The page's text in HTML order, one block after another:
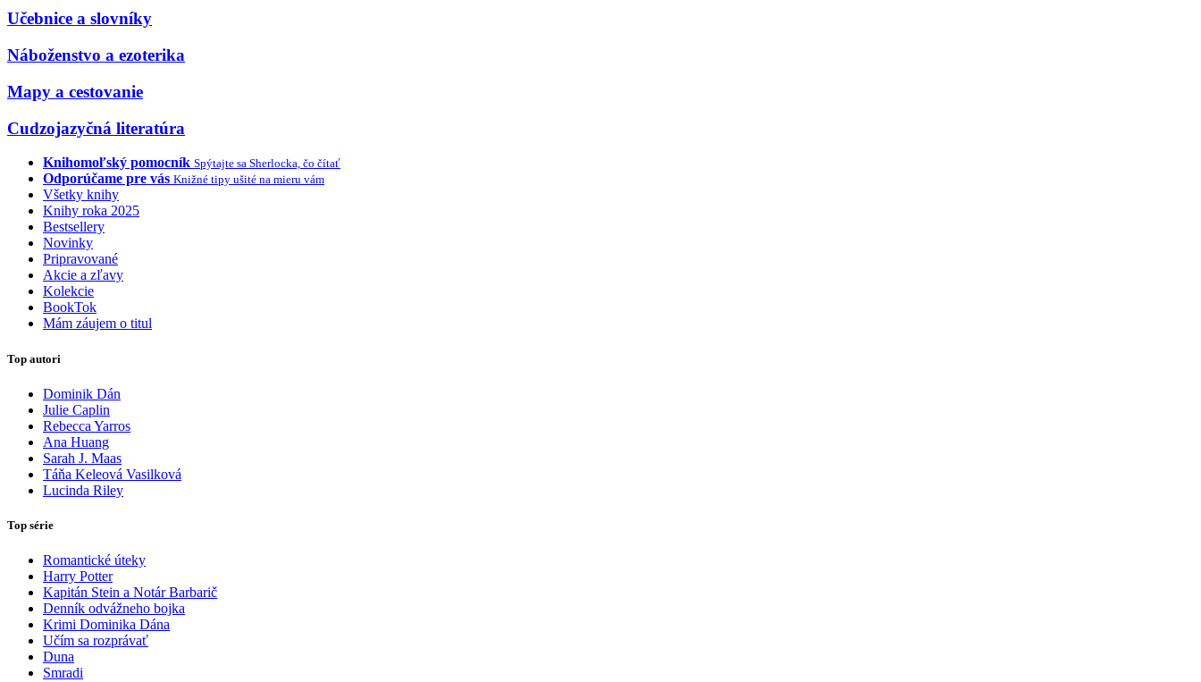
Učebnice a slovníky
Náboženstvo a ezoterika
Mapy a cestovanie
Cudzojazyčná literatúra
Knihomoľský pomocník Spýtajte sa Sherlocka, čo čítať
Odporúčame pre vás Knižné tipy ušité na mieru vám
Všetky knihy
Knihy roka 2025
Bestsellery
Novinky
Pripravované
Akcie a zľavy
Kolekcie
BookTok
Mám záujem o titul
Top autori
Dominik Dán
Julie Caplin
Rebecca Yarros
Ana Huang
Sarah J. Maas
Táňa Keleová Vasilková
Lucinda Riley
Top série
Romantické úteky
Harry Potter
Kapitán Stein a Notár Barbarič
Denník odvážneho bojka
Krimi Dominika Dána
Učím sa rozprávať
Duna
Smradi